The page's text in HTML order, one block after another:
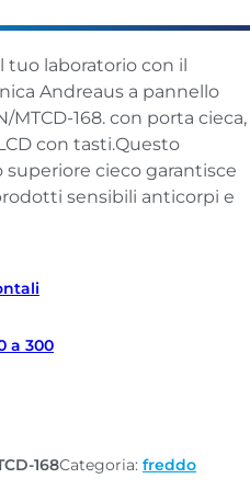
tuo laboratorio con il
Andreaus a pannello
MTCD-168. con porta cieca,
con tasti.Questo
cieco garantisce
sensibili anticorpi e
a 300
168Categoria: freddo